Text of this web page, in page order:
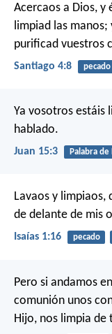
Acercaos a Dios, y
limpiad las
purificad vuestros
Santiago 4:8 pecado
Ya vosotros estáis
hablado.
Juan 15:3 Palabra de
Lavaos y limpiaos,
de delante de mis
Isaías 1:16 pecado
Pero si andamos
comunión unos
Hijo, nos limpia de